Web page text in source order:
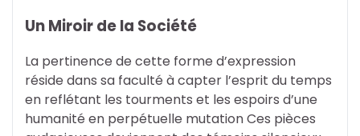
Un Miroir de la Société
La pertinence de cette forme d’expression
réside dans sa faculté à capter l’esprit du temps
en reflétant les tourments et les espoirs d’une
humanité en perpétuelle mutation Ces pièces